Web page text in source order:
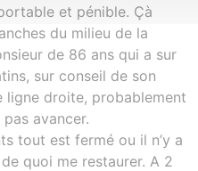
et pénible. Çà
du milieu de la
de 86 ans qui a sur
sur conseil de son
ligne droite, probablement
avancer.
tout est fermé ou il n’y a
quoi me restaurer. A 2